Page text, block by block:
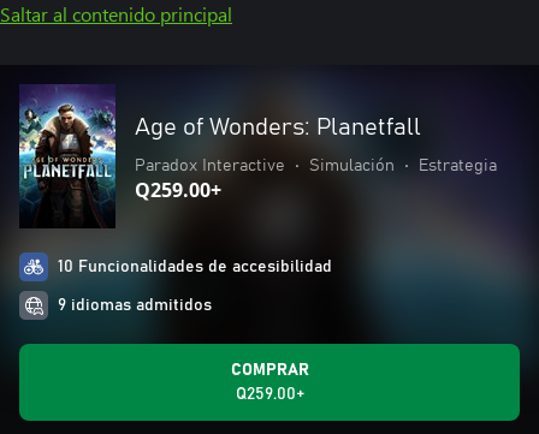
Saltar al contenido principal
Age of Wonders: Planetfall
Paradox Interactive • Simulación • Estrategia
Q259.00+
10 Funcionalidades de accesibilidad
9 idiomas admitidos
COMPRAR
Q259.00+